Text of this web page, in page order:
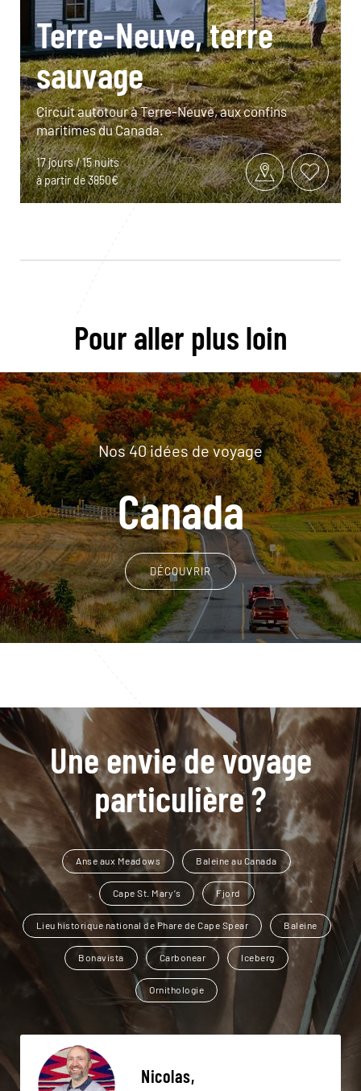
Terre-Neuve, terre
sauvage
Circuit autotour à Terre-Neuve, aux confins
maritimes du Canada.
17 jours / 15 nuits
à partir de 3850€
Pour aller plus loin
Nos 40 idées de voyage
Canada
DÉCOUVRIR
Une envie de voyage
particulière ?
Anse aux Meadows Baleine au Canada
Cape St. Mary’s Fjord
Lieu historique national de Phare de Cape Spear Baleine
Bonavista Carbonear Iceberg
Ornithologie
Nicolas,